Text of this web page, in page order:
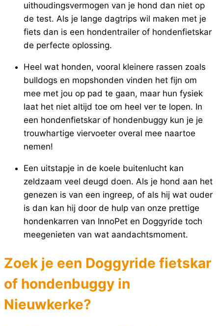
uithoudingsvermogen van je hond dan niet op
de test. Als je lange dagtrips wil maken met je
fiets dan is een hondentrailer of hondenfietskar
de perfecte oplossing.
Heel wat honden, vooral kleinere rassen zoals
bulldogs en mopshonden vinden het fijn om
mee met jou op pad te gaan, maar hun fysiek
laat het niet altijd toe om heel ver te lopen. In
een hondenfietskar of hondenbuggy kun je je
trouwhartige viervoeter overal mee naartoe
nemen!
Een uitstapje in de koele buitenlucht kan
zeldzaam veel deugd doen. Als je hond aan het
genezen is van een ingreep, of als hij wat ouder
is dan kan hij door de hulp van onze prettige
hondenkarren van InnoPet en Doggyride toch
meegenieten van wat aandachtsmoment.
Zoek je een Doggyride fietskar
of hondenbuggy in
Nieuwkerke?